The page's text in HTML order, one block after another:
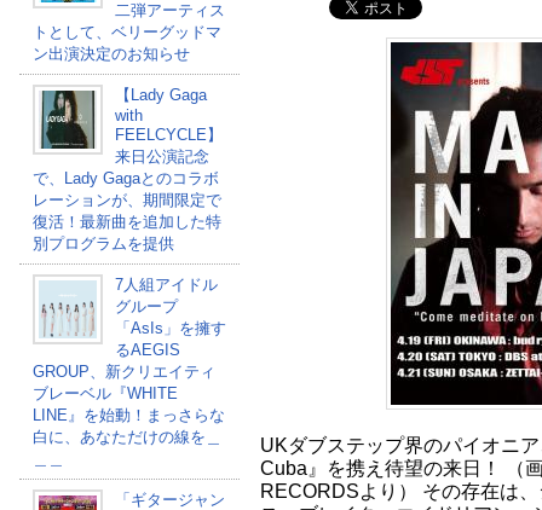
二弾アーティス
トとして、ベリーグッドマ
ン出演決定のお知らせ
【Lady Gaga
with
FEELCYCLE】
来日公演記念
で、Lady Gagaとのコラボ
レーションが、期間限定で
復活！最新曲を追加した特
別プログラムを提供
7人組アイドル
グループ
「AsIs」を擁す
るAEGIS
GROUP、新クリエイティ
ブレーベル『WHITE
LINE』を始動！まっさらな
白に、あなただけの線を＿
「ギタージャン
UKダブステップ界のパイオニ
Cuba』を携え待望の来日！ （
RECORDSより） その存在は